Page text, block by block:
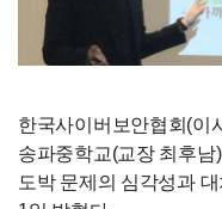
한국사이버보안협회(이
송파중학교(교장 최후남
도박 문제의 심각성과